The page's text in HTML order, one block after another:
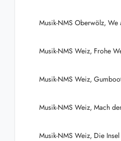
Musik-NMS Oberwölz,
Musik-NMS Weiz, Frohe
Musik-NMS Weiz,
Musik-NMS Weiz, Mach
Musik-NMS Weiz, Die Insel